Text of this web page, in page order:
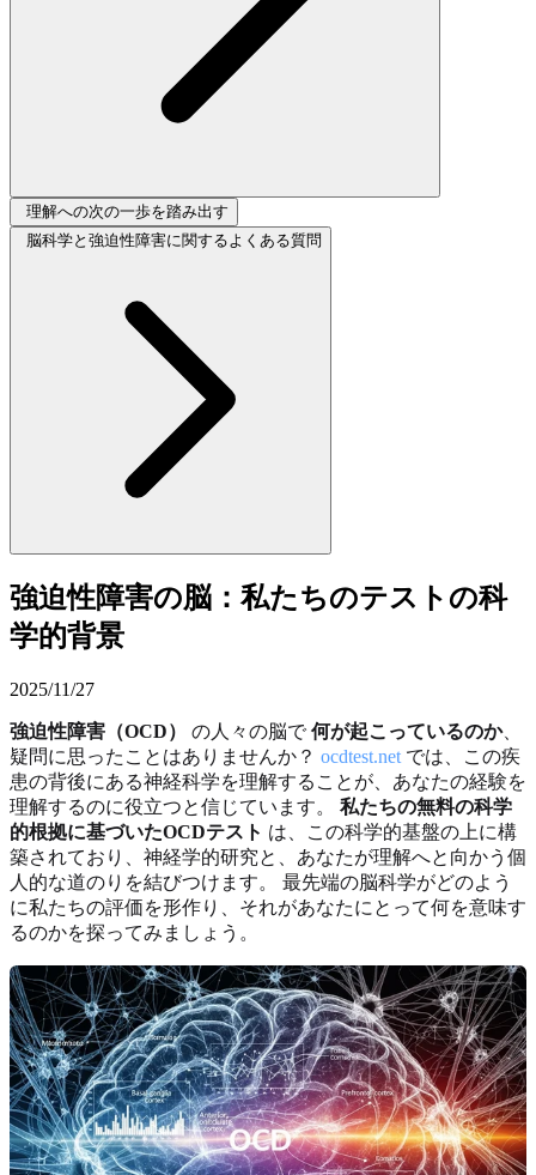
理解への次の一歩を踏み出す
脳科学と強迫性障害に関するよくある質問
強迫性障害の脳：私たちのテストの科
学的背景
2025/11/27
強迫性障害（OCD） の人々の脳で何が起こっているのか、
疑問に思ったことはありませんか？ ocdtest.net では、この疾
患の背後にある神経科学を理解することが、あなたの経験を
理解するのに役立つと信じています。 私たちの無料の科学
的根拠に基づいたOCDテスト は、この科学的基盤の上に構
築されており、神経学的研究と、あなたが理解へと向かう個
人的な道のりを結びつけます。 最先端の脳科学がどのよう
に私たちの評価を形作り、それがあなたにとって何を意味す
るのかを探ってみましょう。